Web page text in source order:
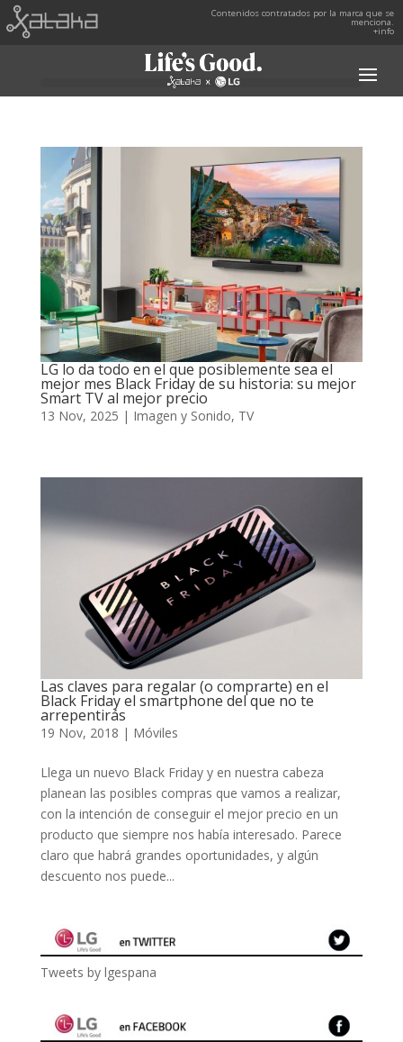
Contenidos contratados por la marca que se
menciona.
+info
LG lo da todo en el que posiblemente sea el
mejor mes Black Friday de su historia: su mejor
Smart TV al mejor precio
13 Nov, 2025 | Imagen y Sonido, TV
Las claves para regalar (o comprarte) en el
Black Friday el smartphone del que no te
arrepentirás
19 Nov, 2018 | Móviles
Llega un nuevo Black Friday y en nuestra cabeza
planean las posibles compras que vamos a realizar,
con la intención de conseguir el mejor precio en un
producto que siempre nos había interesado. Parece
claro que habrá grandes oportunidades, y algún
descuento nos puede...
Tweets by lgespana